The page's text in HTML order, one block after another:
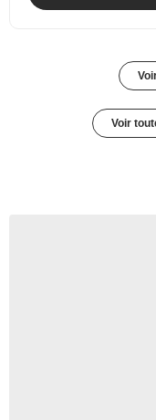
Voir